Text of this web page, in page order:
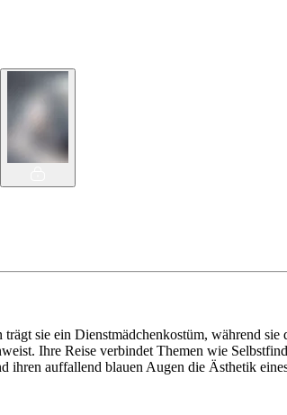
sie ein Dienstmädchenkostüm, während sie
Ihre Reise verbindet Themen wie
ihren auffallend blauen Augen die Ästhetik